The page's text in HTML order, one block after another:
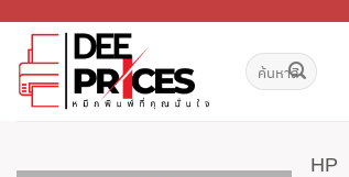
เนื้อหา
ค้นหา:
HP